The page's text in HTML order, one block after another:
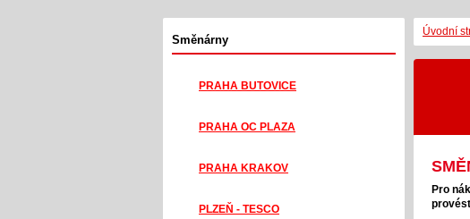
Směnárny
PRAHA BUTOVICE
PRAHA OC PLAZA
PRAHA KRAKOV
PLZEŇ - TESCO
Úvodní
Pro